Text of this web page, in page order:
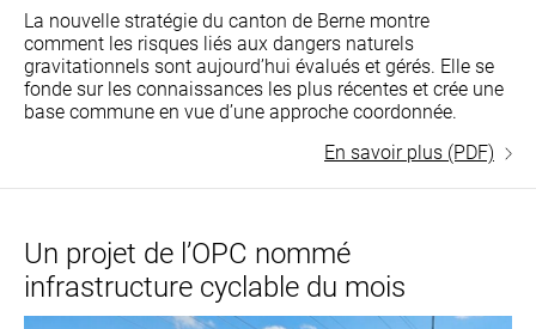
La nouvelle stratégie du canton de Berne montre
comment les risques liés aux dangers naturels
gravitationnels sont aujourd’hui évalués et gérés. Elle se
fonde sur les connaissances les plus récentes et crée une
base commune en vue d’une approche coordonnée.
En savoir plus (PDF)
Un projet de l’OPC nommé
infrastructure cyclable du mois